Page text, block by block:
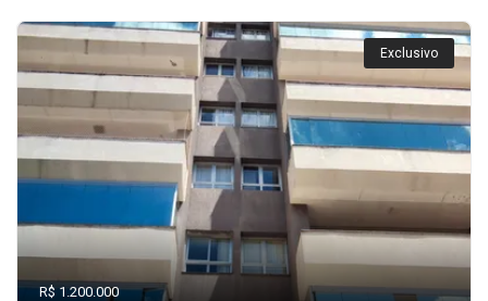
Exclusivo
R$ 1.200.000